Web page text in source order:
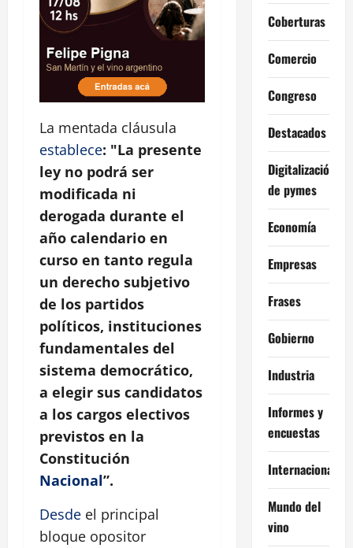
La mentada cláusula
establece: "La presente
ley no podrá ser
modificada ni
derogada durante el
año calendario en
curso en tanto regula
un derecho subjetivo
de los partidos
políticos, instituciones
fundamentales del
sistema democrático,
a elegir sus candidatos
a los cargos electivos
previstos en la
Constitución
Nacional”.
Desde el principal
bloque opositor
Coberturas
Comercio
Congreso
Destacados
Digitalización
de pymes
Economía
Empresas
Frases
Gobierno
Industria
Informes y
encuestas
Internacional
Mundo del
vino